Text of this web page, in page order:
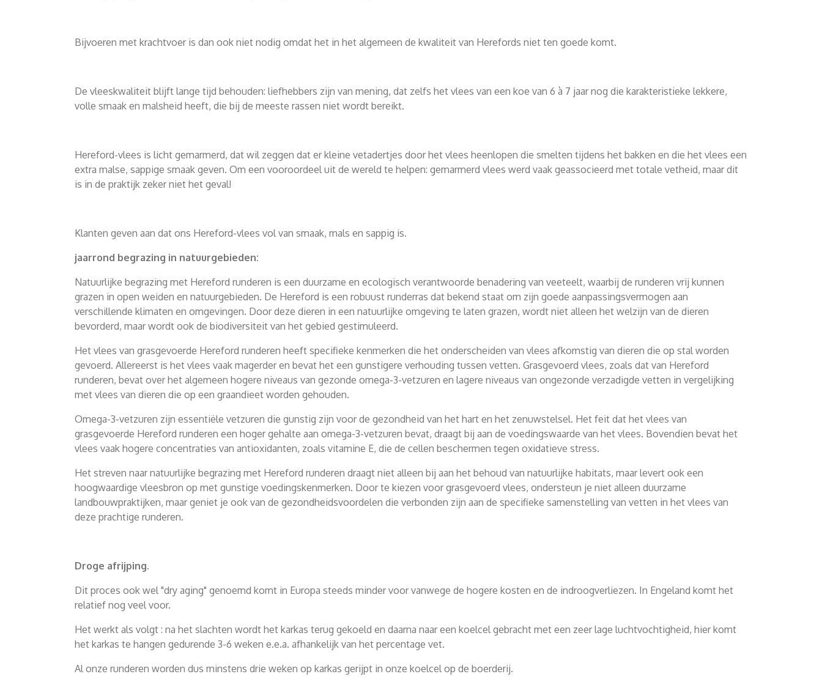
Bijvoeren met krachtvoer is dan ook niet nodig omdat het in het algemeen de kwaliteit van Herefords niet ten goede komt.
De vleeskwaliteit blijft lange tijd behouden: liefhebbers zijn van mening, dat zelfs het vlees van een koe van 6 à 7 jaar nog die karakteristieke lekkere,
volle smaak en malsheid heeft, die bij de meeste rassen niet wordt bereikt.
Hereford-vlees is licht gemarmerd, dat wil zeggen dat er kleine vetadertjes door het vlees heenlopen die smelten tijdens het bakken en die het vlees een
extra malse, sappige smaak geven. Om een vooroordeel uit de wereld te helpen: gemarmerd vlees werd vaak geassocieerd met totale vetheid, maar dit
is in de praktijk zeker niet het geval!
Klanten geven aan dat ons Hereford-vlees vol van smaak, mals en sappig is.
jaarrond begrazing in natuurgebieden:
Natuurlijke begrazing met Hereford runderen is een duurzame en ecologisch verantwoorde benadering van veeteelt, waarbij de runderen vrij kunnen
grazen in open weiden en natuurgebieden. De Hereford is een robuust runderras dat bekend staat om zijn goede aanpassingsvermogen aan
verschillende klimaten en omgevingen. Door deze dieren in een natuurlijke omgeving te laten grazen, wordt niet alleen het welzijn van de dieren
bevorderd, maar wordt ook de biodiversiteit van het gebied gestimuleerd.
Het vlees van grasgevoerde Hereford runderen heeft specifieke kenmerken die het onderscheiden van vlees afkomstig van dieren die op stal worden
gevoerd. Allereerst is het vlees vaak magerder en bevat het een gunstigere verhouding tussen vetten. Grasgevoerd vlees, zoals dat van Hereford
runderen, bevat over het algemeen hogere niveaus van gezonde omega-3-vetzuren en lagere niveaus van ongezonde verzadigde vetten in vergelijking
met vlees van dieren die op een graandieet worden gehouden.
Omega-3-vetzuren zijn essentiële vetzuren die gunstig zijn voor de gezondheid van het hart en het zenuwstelsel. Het feit dat het vlees van
grasgevoerde Hereford runderen een hoger gehalte aan omega-3-vetzuren bevat, draagt bij aan de voedingswaarde van het vlees. Bovendien bevat het
vlees vaak hogere concentraties van antioxidanten, zoals vitamine E, die de cellen beschermen tegen oxidatieve stress.
Het streven naar natuurlijke begrazing met Hereford runderen draagt niet alleen bij aan het behoud van natuurlijke habitats, maar levert ook een
hoogwaardige vleesbron op met gunstige voedingskenmerken. Door te kiezen voor grasgevoerd vlees, ondersteun je niet alleen duurzame
landbouwpraktijken, maar geniet je ook van de gezondheidsvoordelen die verbonden zijn aan de specifieke samenstelling van vetten in het vlees van
deze prachtige runderen.
Droge afrijping.
Dit proces ook wel "dry aging" genoemd komt in Europa steeds minder voor vanwege de hogere kosten en de indroogverliezen. In Engeland komt het
relatief nog veel voor.
Het werkt als volgt : na het slachten wordt het karkas terug gekoeld en daarna naar een koelcel gebracht met een zeer lage luchtvochtigheid, hier komt
het karkas te hangen gedurende 3-6 weken e.e.a. afhankelijk van het percentage vet.
Al onze runderen worden dus minstens drie weken op karkas gerijpt in onze koelcel op de boerderij.